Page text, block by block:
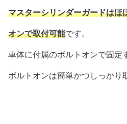
マスターシリンダーガードはほ
オンで取付可能です。
車体に付属のボルトオンで固定
ボルトオンは簡単かつしっかり